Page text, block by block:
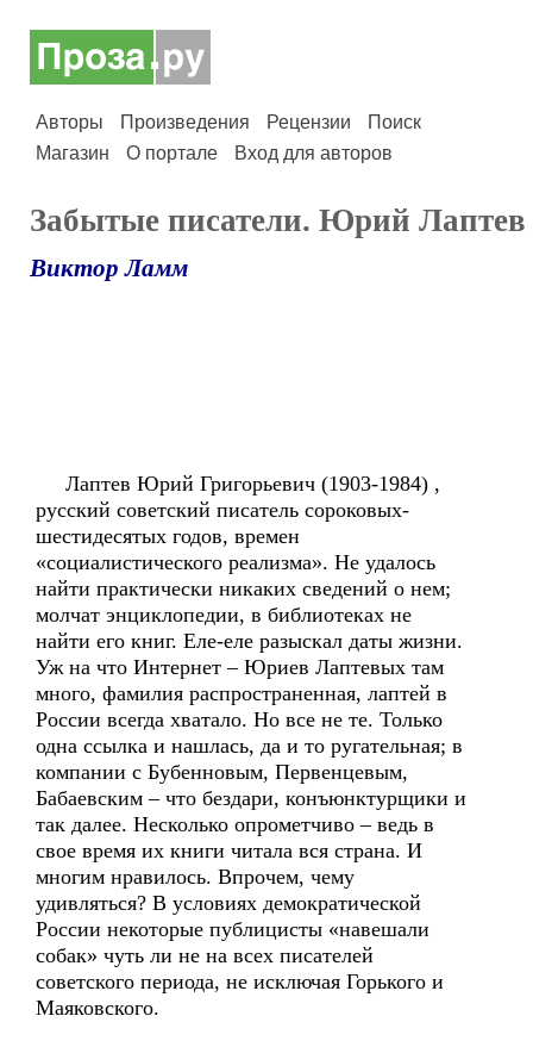
Авторы Произведения Рецензии
Поиск
Магазин
О портале Вход для авторов
Забытые писатели. Юрий Лаптев
Виктор Ламм
Лаптев Юрий Григорьевич (1903-1984) ,
русский советский писатель сороковых-
шестидесятых годов, времен
«социалистического реализма». Не удалось
найти практически никаких сведений о нем;
молчат энциклопедии, в библиотеках не
найти его книг. Еле-еле разыскал даты жизни.
Уж на что Интернет – Юриев Лаптевых там
много, фамилия распространенная, лаптей в
России всегда хватало. Но все не те. Только
одна ссылка и нашлась, да и то ругательная; в
компании с Бубенновым, Первенцевым,
Бабаевским – что бездари, конъюнктурщики и
так далее. Несколько опрометчиво – ведь в
свое время их книги читала вся страна. И
многим нравилось. Впрочем, чему
удивляться? В условиях демократической
России некоторые публицисты «навешали
собак» чуть ли не на всех писателей
советского периода, не исключая Горького и
Маяковского.